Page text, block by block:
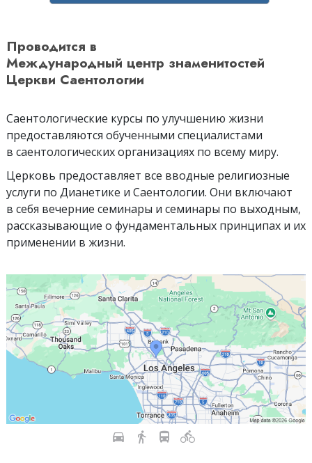
Проводится в
Международный центр знаменитостей
Церкви Саентологии
Саентологические курсы по улучшению жизни
предоставляются обученными специалистами
в саентологических организациях по всему миру.
Церковь предоставляет все вводные религиозные
услуги по Дианетике и Саентологии. Они включают
в себя вечерние семинары и семинары по выходным,
рассказывающие о фундаментальных принципах и их
применении в жизни.